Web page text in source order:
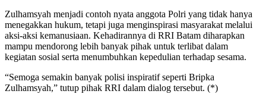
Zulhamsyah menjadi contoh nyata anggota Polri yang tidak hanya
menegakkan hukum, tetapi juga menginspirasi masyarakat melalui
aksi-aksi kemanusiaan. Kehadirannya di RRI Batam diharapkan
mampu mendorong lebih banyak pihak untuk terlibat dalam
kegiatan sosial serta menumbuhkan kepedulian terhadap sesama.
“Semoga semakin banyak polisi inspiratif seperti Bripka
Zulhamsyah,” tutup pihak RRI dalam dialog tersebut. (*)